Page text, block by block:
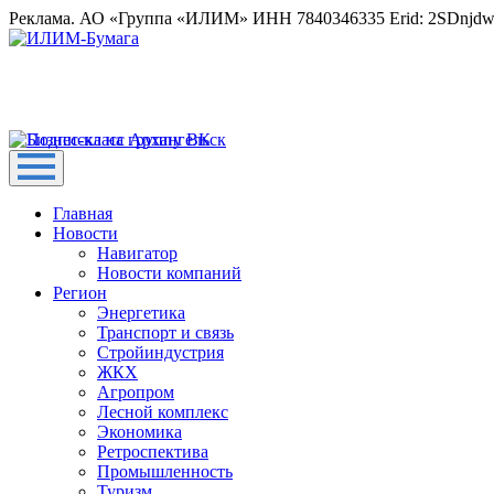
Реклама. АО «Группа «ИЛИМ» ИНН 7840346335 Erid:
Главная
Новости
Навигатор
Новости компаний
Регион
Энергетика
Транспорт и связь
Стройиндустрия
ЖКХ
Агропром
Лесной комплекс
Экономика
Ретроспектива
Промышленность